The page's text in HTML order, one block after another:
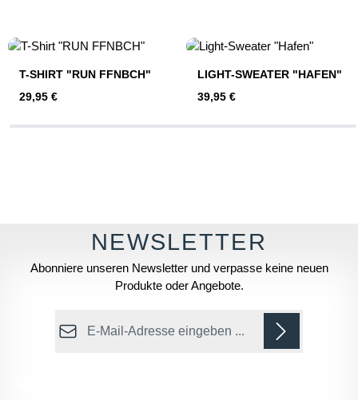
T-SHIRT "RUN FFNBCH"
Regulärer Preis:
29,95 €
LIGHT-SWEATER "HAFEN"
Regulärer Preis:
39,95 €
Abonniere unseren Newsletter und verpasse keine neuen
Produkte oder Angebote.
E-Mail-Adresse*